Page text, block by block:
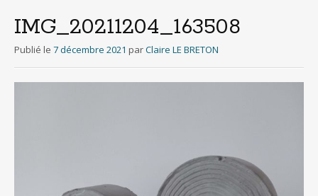
principal
IMG_20211204_163508
Publié le 7 décembre 2021 parClaire LE BRETON